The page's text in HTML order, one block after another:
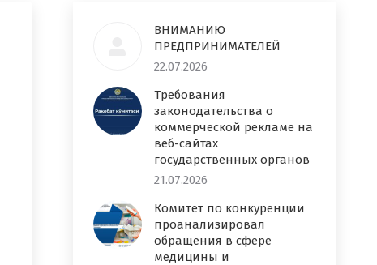
ВНИМАНИЮ
ПРЕДПРИНИМАТЕЛЕЙ
22.07.2026
Требования
законодательства о
коммерческой рекламе на
веб-сайтах
государственных органов
21.07.2026
Комитет по конкуренции
проанализировал
обращения в сфере
медицины и